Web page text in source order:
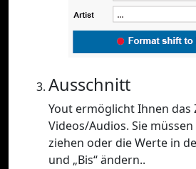
Ausschnitt
Yout ermöglicht Ihnen das
Videos/Audios. Sie
ziehen oder die Werte in
und „Bis“ ändern..